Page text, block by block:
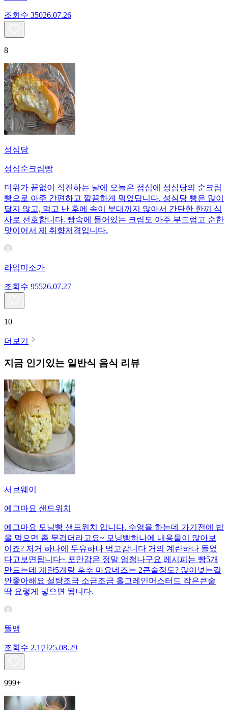
조회수 35026.07.26
8
성심당
성심순크림빵
더위가 끝없이 직진하는 날에 오늘은 점심에 성심당의 순크림
빵으로 아주 간편하고 깔끔하게 먹었답니다. 성심당 빵은 많이
달지 않고, 먹고 난 후에 속이 부대끼지 않아서 간단한 한끼 식
사로 선호합니다. 빵속에 들어있는 크림도 아주 부드럽고 순한
맛이어서 제 취향저격입니다.
라임미소가
조회수 95526.07.27
10
더보기
지금 인기있는 일반식 음식 리뷰
서브웨이
에그마요 샌드위치
에그마요 모닝빵 샌드위치 입니다. 수영을 하는데 가기전에 밥
을 먹으면 좀 무겁더라고요~ 모닝빵하나에 내용물이 많아보
이죠? 저거 하나에 두유하나 먹고갑니다 거의 계란하나 들었
다고보면됩니다~ 포만감은 정말 엄청나구요 레시피는 빵5개
만드는데 계란5개랑 후추 마요네즈는 2큰술정도? 많이넣는걸
안좋아해요 설탕조금 소금조금 홀그레인머스터드 작은큰술
딱 요렇게 넣으면 됩니다.
똘맹
조회수 2.1만25.08.29
999+